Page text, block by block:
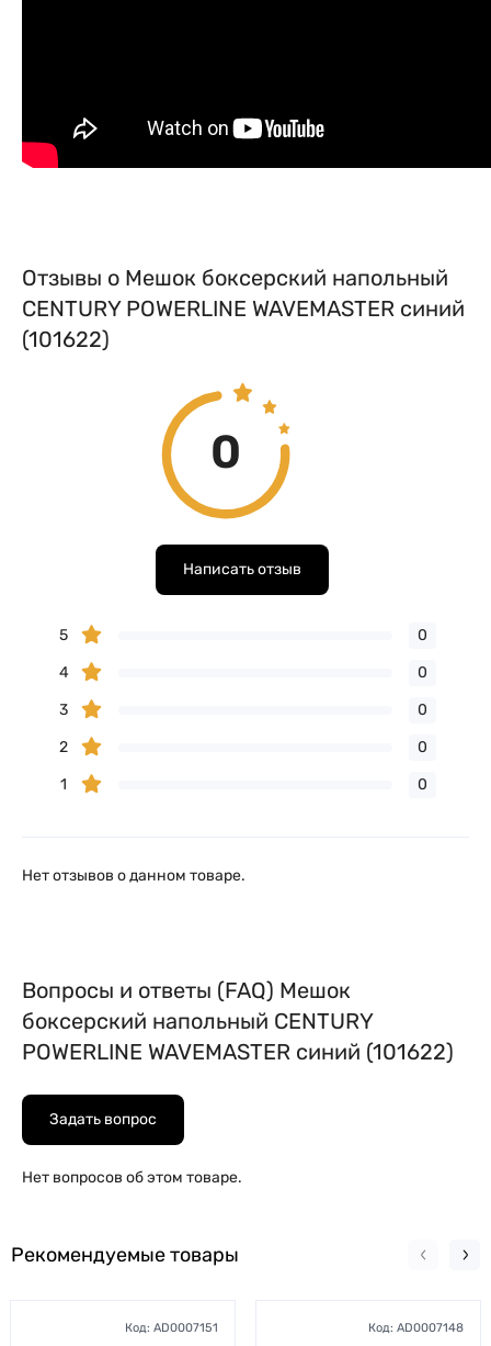
Отзывы о Мешок боксерский напольный
CENTURY POWERLINE WAVEMASTER синий
(101622)
0
Написать отзыв
5
0
4
0
3
0
2
0
1
0
Нет отзывов о данном товаре.
Вопросы и ответы (FAQ) Мешок
боксерский напольный CENTURY
POWERLINE WAVEMASTER синий (101622)
Задать вопрос
Нет вопросов об этом товаре.
Рекомендуемые товары
Код: AD0007151 Код: AD0007148